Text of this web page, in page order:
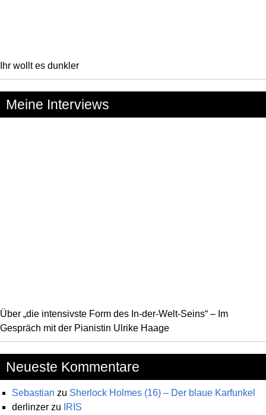
Ihr wollt es dunkler
Meine Interviews
Über „die intensivste Form des In-der-Welt-Seins“ – Im
Gespräch mit der Pianistin Ulrike Haage
Neueste Kommentare
Sebastian zu Sherlock Holmes (16) – Der blaue Karfunkel
derlinzer zu
IRIS